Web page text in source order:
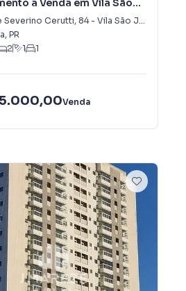
à Venda em Vila São
Severino Cerutti, 84- Vila São José
, PR
2 1 1
Venda